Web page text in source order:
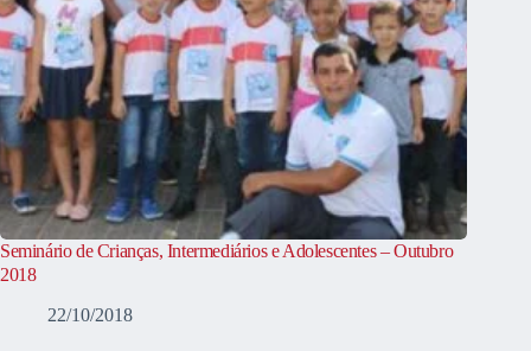
Seminário de Crianças, Intermediários e Adolescentes – Outubro
2018
22/10/2018